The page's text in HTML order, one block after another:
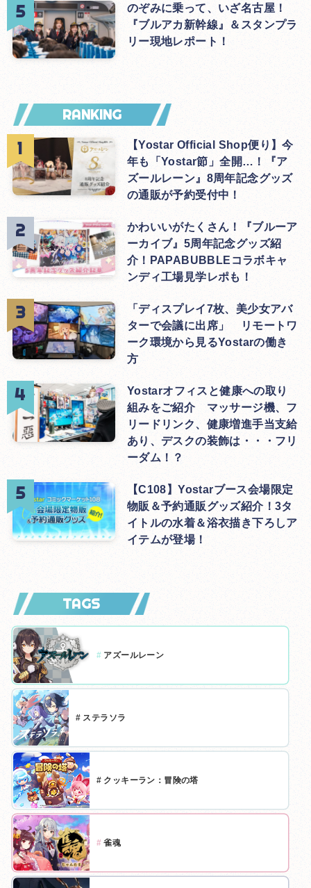
のぞみに乗って、いざ名古屋！
『ブルアカ新幹線』＆スタンプラ
リー現地レポート！
RANKING
【Yostar Official Shop便り】今
年も「Yostar節」全開…！『ア
ズールレーン』8周年記念グッズ
の通販が予約受付中！
かわいいがたくさん！『ブルーア
ーカイブ』5周年記念グッズ紹
介！PAPABUBBLEコラボキャ
ンディ工場見学レポも！
「ディスプレイ7枚、美少女アバ
ターで会議に出席」 リモートワ
ーク環境から見るYostarの働き
方
Yostarオフィスと健康への取り
組みをご紹介 マッサージ機、フ
リードリンク、健康増進手当支給
あり、デスクの装飾は・・・フリ
ーダム！？
【C108】Yostarブース会場限定
物販＆予約通販グッズ紹介！3タ
イトルの水着＆浴衣描き下ろしア
イテムが登場！
TAGS
# アズールレーン
# ステラソラ
# クッキーラン：冒険の塔
# 雀魂